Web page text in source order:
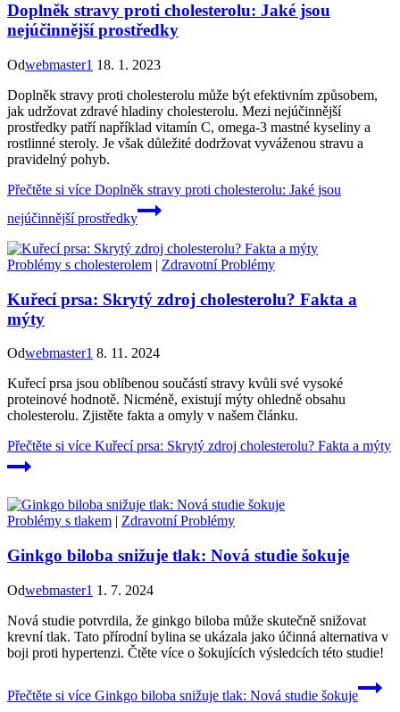
Doplněk stravy proti cholesterolu: Jaké jsou
nejúčinnější prostředky
Odwebmaster1 18. 1. 2023
Doplněk stravy proti cholesterolu může být efektivním způsobem,
jak udržovat zdravé hladiny cholesterolu. Mezi nejúčinnější
prostředky patří například vitamín C, omega-3 mastné kyseliny a
rostlinné steroly. Je však důležité dodržovat vyváženou stravu a
pravidelný pohyb.
Přečtěte si více Doplněk stravy proti cholesterolu: Jaké jsou
nejúčinnější prostředky
Problémy s cholesterolem | Zdravotní Problémy
Kuřecí prsa: Skrytý zdroj cholesterolu? Fakta a
mýty
Odwebmaster1 8. 11. 2024
Kuřecí prsa jsou oblíbenou součástí stravy kvůli své vysoké
proteinové hodnotě. Nicméně, existují mýty ohledně obsahu
cholesterolu. Zjistěte fakta a omyly v našem článku.
Přečtěte si více Kuřecí prsa: Skrytý zdroj cholesterolu? Fakta a mýty
Problémy s tlakem | Zdravotní Problémy
Ginkgo biloba snižuje tlak: Nová studie šokuje
Odwebmaster1 1. 7. 2024
Nová studie potvrdila, že ginkgo biloba může skutečně snižovat
krevní tlak. Tato přírodní bylina se ukázala jako účinná alternativa v
boji proti hypertenzi. Čtěte více o šokujících výsledcích této studie!
Přečtěte si více Ginkgo biloba snižuje tlak: Nová studie šokuje